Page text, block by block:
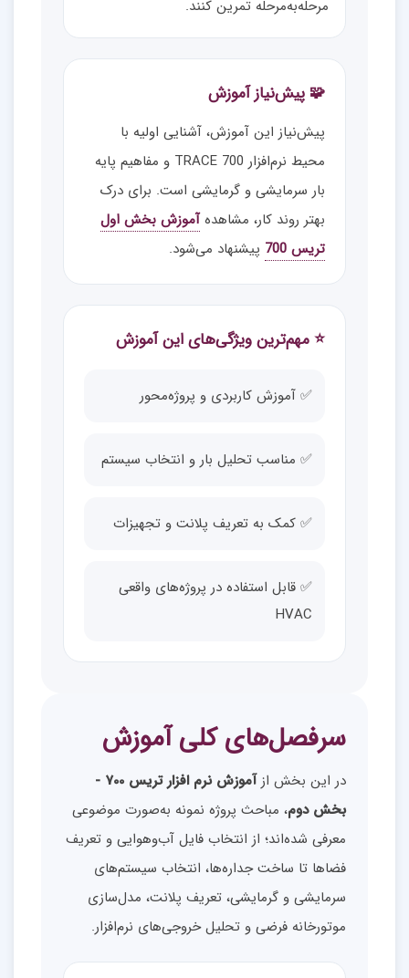
مرحله‌به‌مرحله تمرین کنند.
🧩 پیش‌نیاز آموزش
پیش‌نیاز این آموزش، آشنایی اولیه با
محیط نرم‌افزار TRACE 700 و مفاهیم پایه
بار سرمایشی و گرمایشی است. برای درک
بهتر روند کار، مشاهدهآموزش بخش اول
تریس 700
پیشنهاد می‌شود.
⭐ مهم‌ترین ویژگی‌های این آموزش
✅ آموزش کاربردی و پروژه‌محور
✅ مناسب تحلیل بار و انتخاب سیستم
✅ کمک به تعریف پلانت و تجهیزات
✅ قابل استفاده در پروژه‌های واقعی
HVAC
سرفصل‌های کلی آموزش
در این بخش از
آموزش نرم افزار تریس 700 -
بخش دوم، مباحث پروژه نمونه به‌صورت موضوعی
معرفی شده‌اند؛ از انتخاب فایل آب‌وهوایی و تعریف
فضاها تا ساخت جداره‌ها، انتخاب سیستم‌های
سرمایشی و گرمایشی، تعریف پلانت، مدل‌سازی
موتورخانه فرضی و تحلیل خروجی‌های نرم‌افزار.